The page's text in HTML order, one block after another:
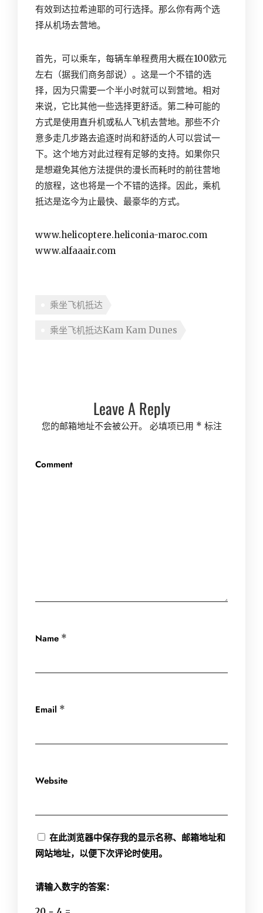
有效到达拉希迪耶的可行选择。那么你有两个选
择从机场去营地。
首先，可以乘车，每辆车单程费用大概在100欧元
左右（据我们商务部说）。这是一个不错的选
择，因为只需要一个半小时就可以到营地。相对
来说，它比其他一些选择更舒适。第二种可能的
方式是使用直升机或私人飞机去营地。那些不介
意多走几步路去追逐时尚和舒适的人可以尝试一
下。这个地方对此过程有足够的支持。如果你只
是想避免其他方法提供的漫长而耗时的前往营地
的旅程，这也将是一个不错的选择。因此，乘机
抵达是迄今为止最快、最豪华的方式。
www.helicoptere.heliconia-maroc.com
www.alfaaair.com
乘坐飞机抵达
乘坐飞机抵达Kam Kam Dunes
Leave A Reply
您的邮箱地址不会被公开。 必填项已用 * 标注
Comment
Name *
Email *
Website
在此浏览器中保存我的显示名称、邮箱地址和
网站地址，以便下次评论时使用。
请输入数字的答案：